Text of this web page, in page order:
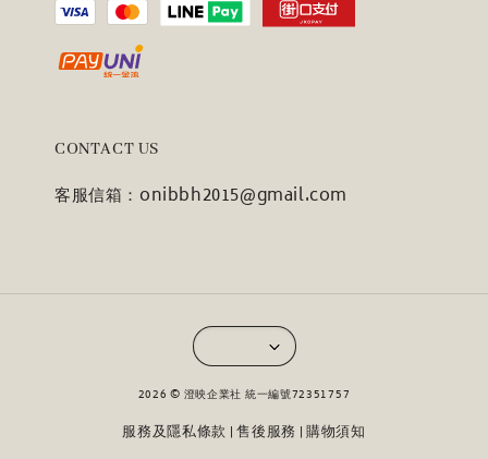
CONTACT US
客服信箱：onibbh2015@gmail.com
2026 © 澄映企業社 統一編號72351757
服務及隱私條款 |售後服務 |購物須知